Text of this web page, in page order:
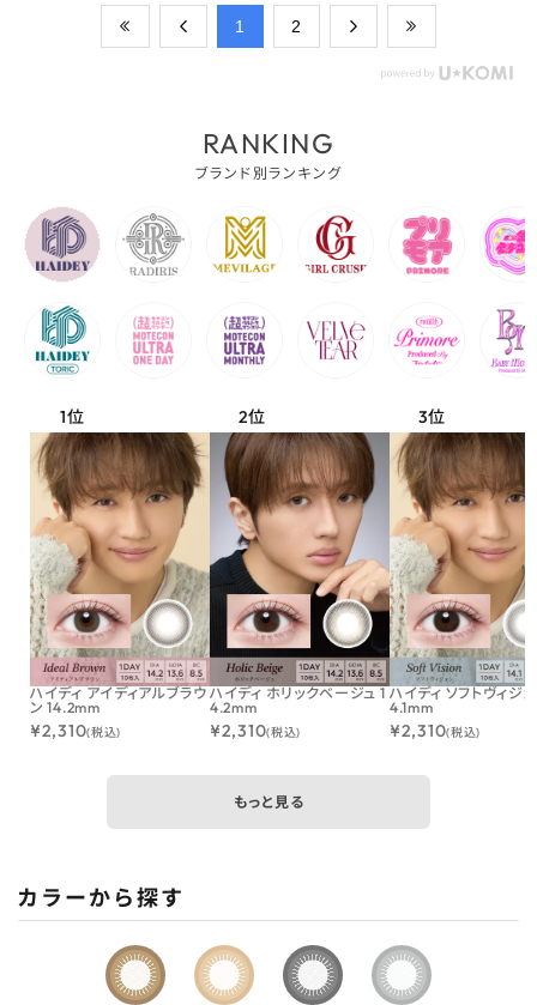
​1 ​2
RANKING
ブランド別ランキング
ハイディ アイディアルブラウ
ン 14.2mm
¥2,310(税込)
ハイディ ホリックベージュ 1
4.2mm
¥2,310(税込)
ハイディ ソフトヴィジ
4.1mm
¥2,310(税込)
もっと見る
カラーから探す